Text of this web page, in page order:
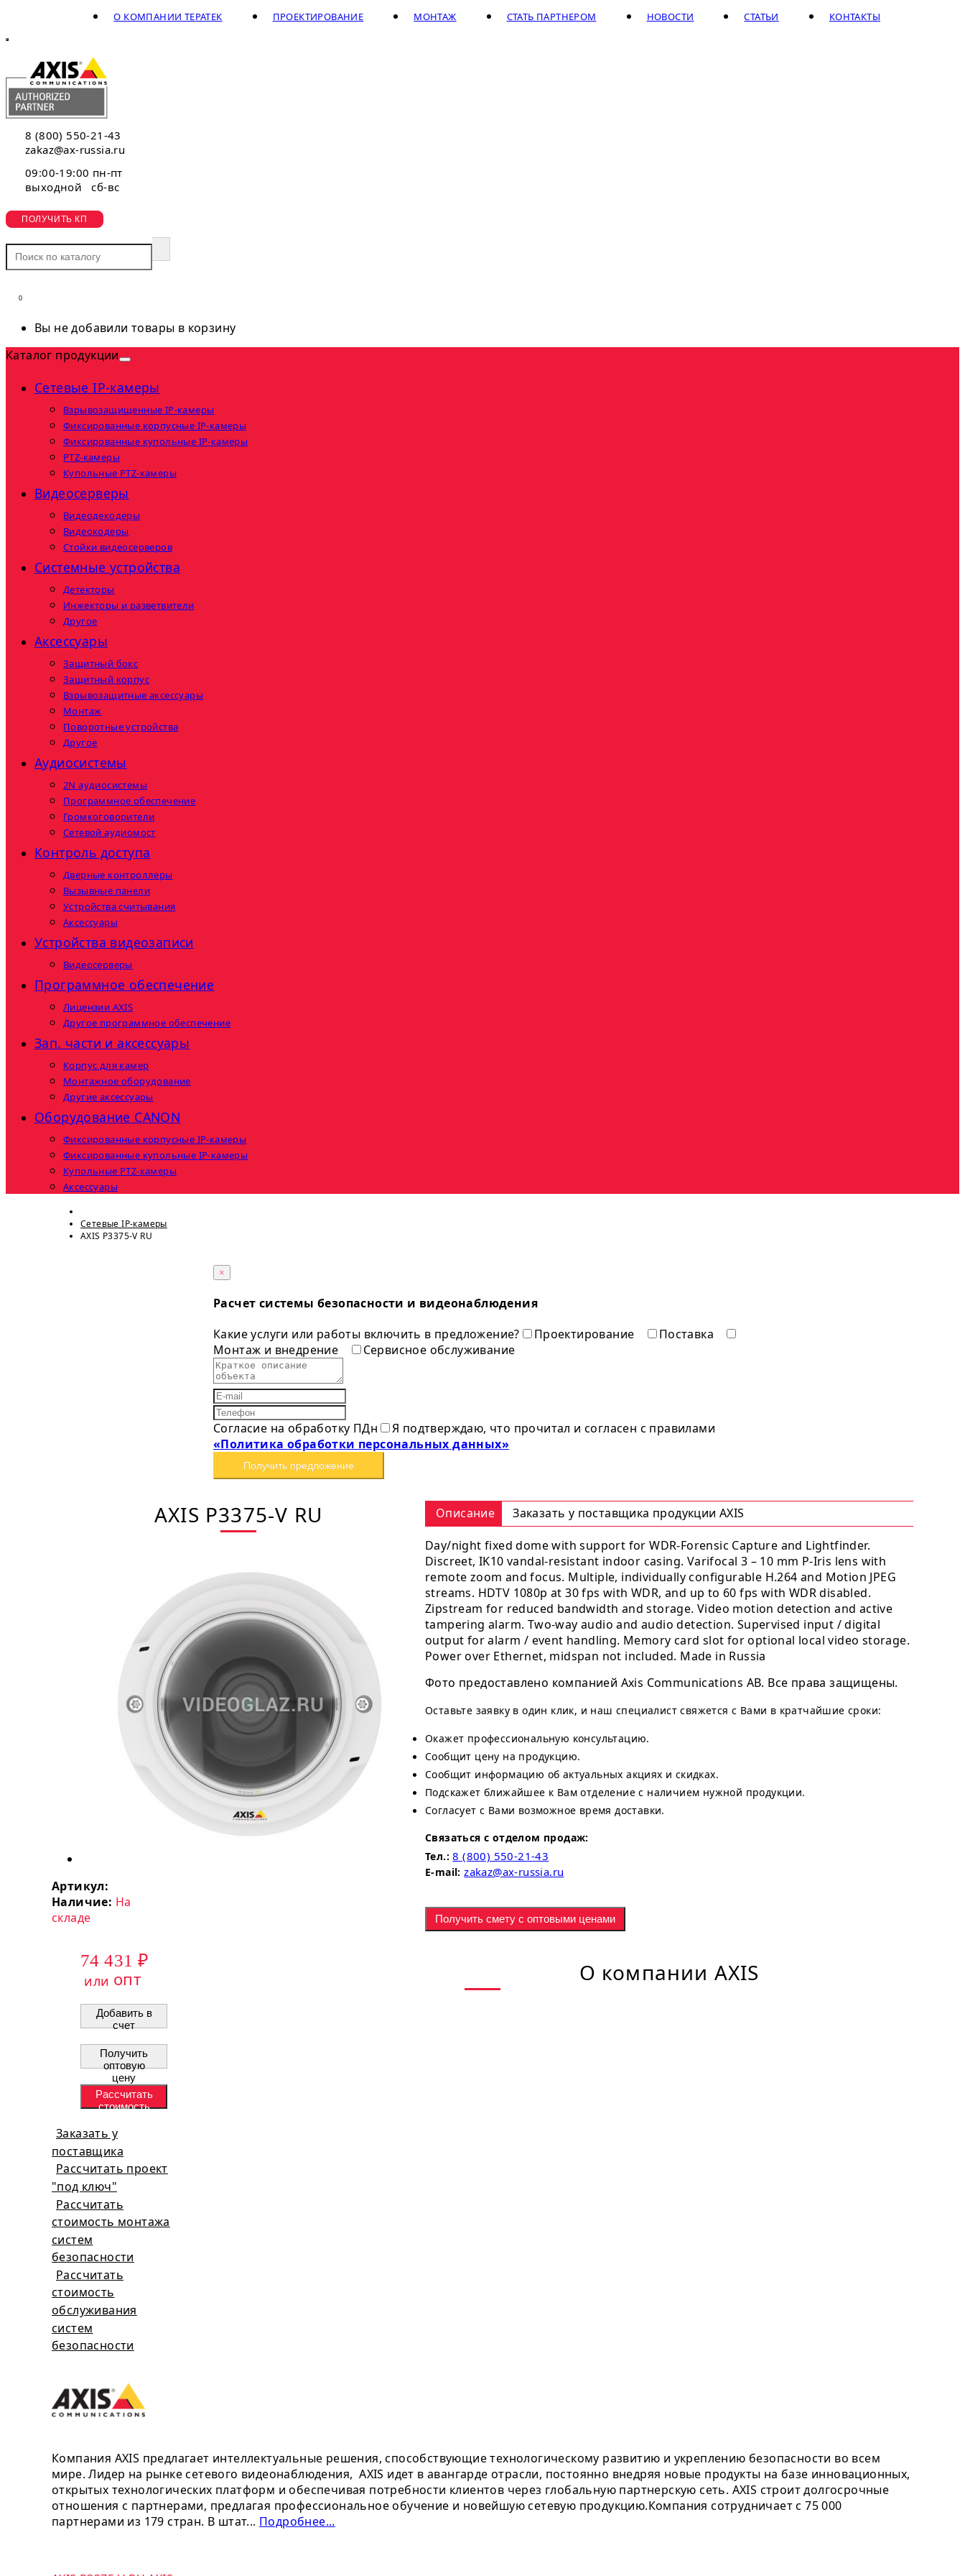
КОНТАКТЫ
СТАТЬИ
НОВОСТИ
СТАТЬ ПАРТНЕРОМ
МОНТАЖ
ПРОЕКТИРОВАНИЕ
О КОМПАНИИ ТЕРАТЕК
8 (800) 550-21-43
zakaz@ax-russia.ru
09:00-19:00 пн-пт
выходной сб-вс
ПОЛУЧИТЬ КП
0
Вы не добавили товары в корзину
Каталог продукции
Сетевые IP-камеры
Взрывозащищенные IP-камеры
Фиксированные корпусные IP-камеры
Фиксированные купольные IP-камеры
PTZ-камеры
Купольные PTZ-камеры
Видеосерверы
Видеодекодеры
Видеокодеры
Стойки видеосерверов
Системные устройства
Детекторы
Инжекторы и разветвители
Другое
Аксессуары
Защитный бокс
Защитный корпус
Взрывозащитные аксессуары
Монтаж
Поворотные устройства
Другое
Аудиосистемы
2N аудиосистемы
Программное обеспечение
Громкоговорители
Сетевой аудиомост
Контроль доступа
Дверные контроллеры
Вызывные панели
Устройства считывания
Аксессуары
Устройства видеозаписи
Видеосерверы
Программное обеспечение
Лицензии AXIS
Другое программное обеспечение
Зап. части и аксессуары
Корпус для камер
Монтажное оборудование
Другие аксессуары
Оборудование CANON
Фиксированные корпусные IP-камеры
Фиксированные купольные IP-камеры
Купольные PTZ-камеры
Аксессуары
Сетевые IP-камеры
AXIS P3375-V RU
×
Расчет системы безопасности и видеонаблюдения
Какие услуги или работы включить в предложение?
Проектирование
Поставка
Монтаж и внедрение
Сервисное обслуживание
Согласие на обработку ПДн
Я подтверждаю, что прочитал и согласен с правилами
«Политика обработки персональных данных»
Получить предложение
AXIS P3375-V RU
Артикул:
Наличие: На
складе
74 431 ₽
или опт
Добавить в
счет
Получить
оптовую
цену
Рассчитать
стоимость
Заказать у
поставщика
Рассчитать проект
"под ключ"
Рассчитать
стоимость монтажа
систем
безопасности
Рассчитать
стоимость
обслуживания
систем
безопасности
Описание Заказать у поставщика продукции AXIS
Day/night fixed dome with support for WDR-Forensic Capture and Lightfinder.
Discreet, IK10 vandal-resistant indoor casing. Varifocal 3 – 10 mm P-Iris lens with
remote zoom and focus. Multiple, individually configurable H.264 and Motion JPEG
streams. HDTV 1080p at 30 fps with WDR, and up to 60 fps with WDR disabled.
Zipstream for reduced bandwidth and storage. Video motion detection and active
tampering alarm. Two-way audio and audio detection. Supervised input / digital
output for alarm / event handling. Memory card slot for optional local video storage.
Power over Ethernet, midspan not included. Made in Russia
Фото предоставлено компанией Axis Communications AB. Все права защищены.
Оставьте заявку в один клик, и наш специалист свяжется с Вами в кратчайшие сроки:
Окажет профессиональную консультацию.
Сообщит цену на продукцию.
Сообщит информацию об актуальных акциях и скидках.
Подскажет ближайшее к Вам отделение с наличием нужной продукции.
Согласует с Вами возможное время доставки.
Связаться с отделом продаж:
Тел.: 8 (800) 550-21-43
E-mail: zakaz@ax-russia.ru
Получить смету с оптовыми ценами
О компании AXIS
Компания AXIS предлагает интеллектуальные решения, способствующие технологическому развитию и укреплению безопасности во всем
мире. Лидер на рынке сетевого видеонаблюдения, AXIS идет в авангарде отрасли, постоянно внедряя новые продукты на базе инновационных,
открытых технологических платформ и обеспечивая потребности клиентов через глобальную партнерскую сеть. AXIS строит долгосрочные
отношения с партнерами, предлагая профессиональное обучение и новейшую сетевую продукцию.Компания сотрудничает с 75 000
партнерами из 179 стран. В штат... Подробнее...